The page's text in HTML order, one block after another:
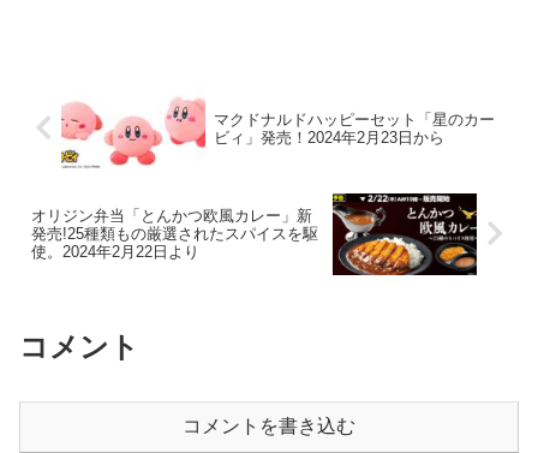
マクドナルドハッピーセット「星のカー
ビィ」発売！2024年2月23日から
オリジン弁当「とんかつ欧風カレー」新
発売!25種類もの厳選されたスパイスを駆
使。2024年2月22日より
コメント
コメントを書き込む